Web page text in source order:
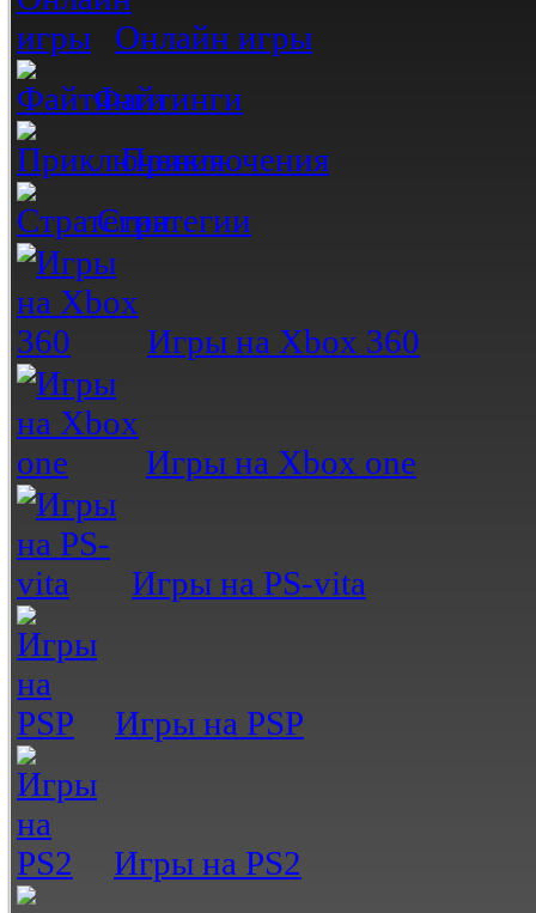
Онлайн игры
Файтинги
Приключения
Стратегии
Игры на Xbox 360
Игры на Xbox one
Игры на PS-vita
Игры на PSP
Игры на PS2